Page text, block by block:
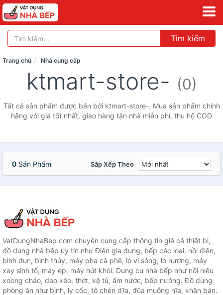
Tìm kiếm
Trang chủ Nhà cung cấp
ktmart-store- (0)
Tất cả sản phẩm được bán bởi ktmart-store-. Mua sản phẩm chính
hãng với giá tốt nhất, giao hàng tận nhà miễn phí, thu hộ COD
0 Sản Phẩm Sắp Xếp Theo
VatDungNhaBep.com chuyên cung cấp thông tin giá cả thiết bị,
đồ dùng nhà bếp uy tín như Điện gia dụng, bếp các loại, nồi điện,
bình đun, bình thủy, máy pha cà phê, lò vi sóng, lò nướng, máy
xay sinh tố, máy ép, máy hút khói. Dụng cụ nhà bếp như nồi niêu
xoong chảo, dao kéo, thớt, kệ tủ, ấm nước, bếp nướng. Đồ dùng
phòng ăn như bình, ly cốc, tô chén dĩa, đũa muỗng nĩa, khăn bàn.